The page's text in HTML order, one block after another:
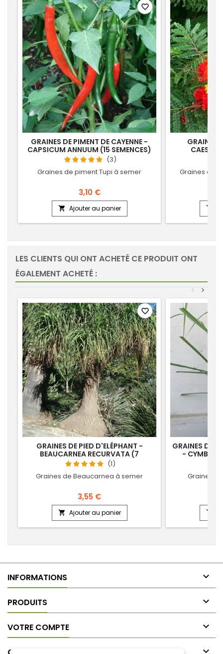
GRAINES DE PIMENT DE CAYENNE -
CAPSICUM ANNUUM (15 SEMENCES)
(3)
Graines de piment Tupi à semer
3,10 €
 Ajouter au panier
favorite_border
GRAINES
Graines

LES CLIENTS QUI ONT ACHETÉ CE PRODUIT ONT
ÉGALEMENT ACHETÉ :
>
<
GRAINES DE PIED D'ELÉPHANT -
BEAUCARNEA RECURVATA (7
SEMENCES)(1)
Graines de Beaucarnea à semer
3,55 €
 Ajouter au panier
favorite_border
GRAINES DE
-
Graines

INFORMATIONS 
PRODUITS 
VOTRE COMPTE 
